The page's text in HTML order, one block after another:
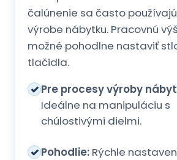
čalúnenie sa často
výrobe nábytku. Pracovnú
možné pohodlne nastaviť
tlačidla.
✓Pre procesy výroby
Ideálne na manipuláciu s
chúlostivými dielmi.
✓Pohodlie: Rýchle